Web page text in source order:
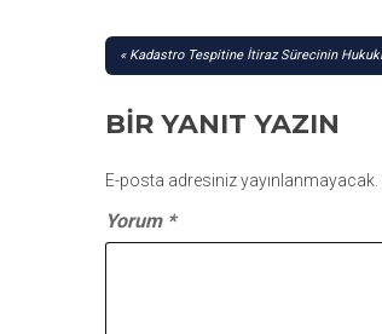
YAZI
Kadastro Tespitine İtiraz Sürecinin
BIR YANIT YAZIN
E-posta adresiniz yayınlanmayacak.
Yorum *